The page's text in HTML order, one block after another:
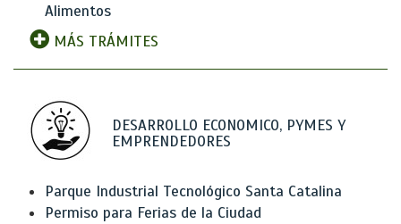
Alimentos
MÁS TRÁMITES
DESARROLLO ECONOMICO, PYMES Y
EMPRENDEDORES
Parque Industrial Tecnológico Santa Catalina
Permiso para Ferias de la Ciudad